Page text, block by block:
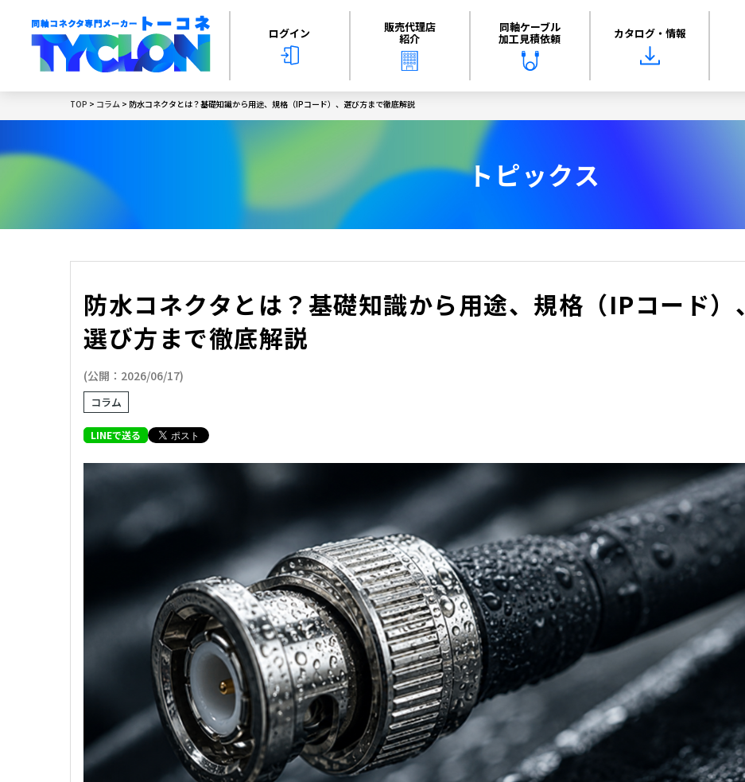
ログイン 販売代理店
紹介
同軸ケーブル
加工見積依頼 カタログ・情報
TOP > コラム > 防水コネクタとは？基礎知識から用途、規格（IPコード）、選び方まで徹底解説
トピックス
防水コネクタとは？基礎知識から用途、規格（IPコード）、
選び方まで徹底解説
(公開：2026/06/17)
コラム
LINEで送る